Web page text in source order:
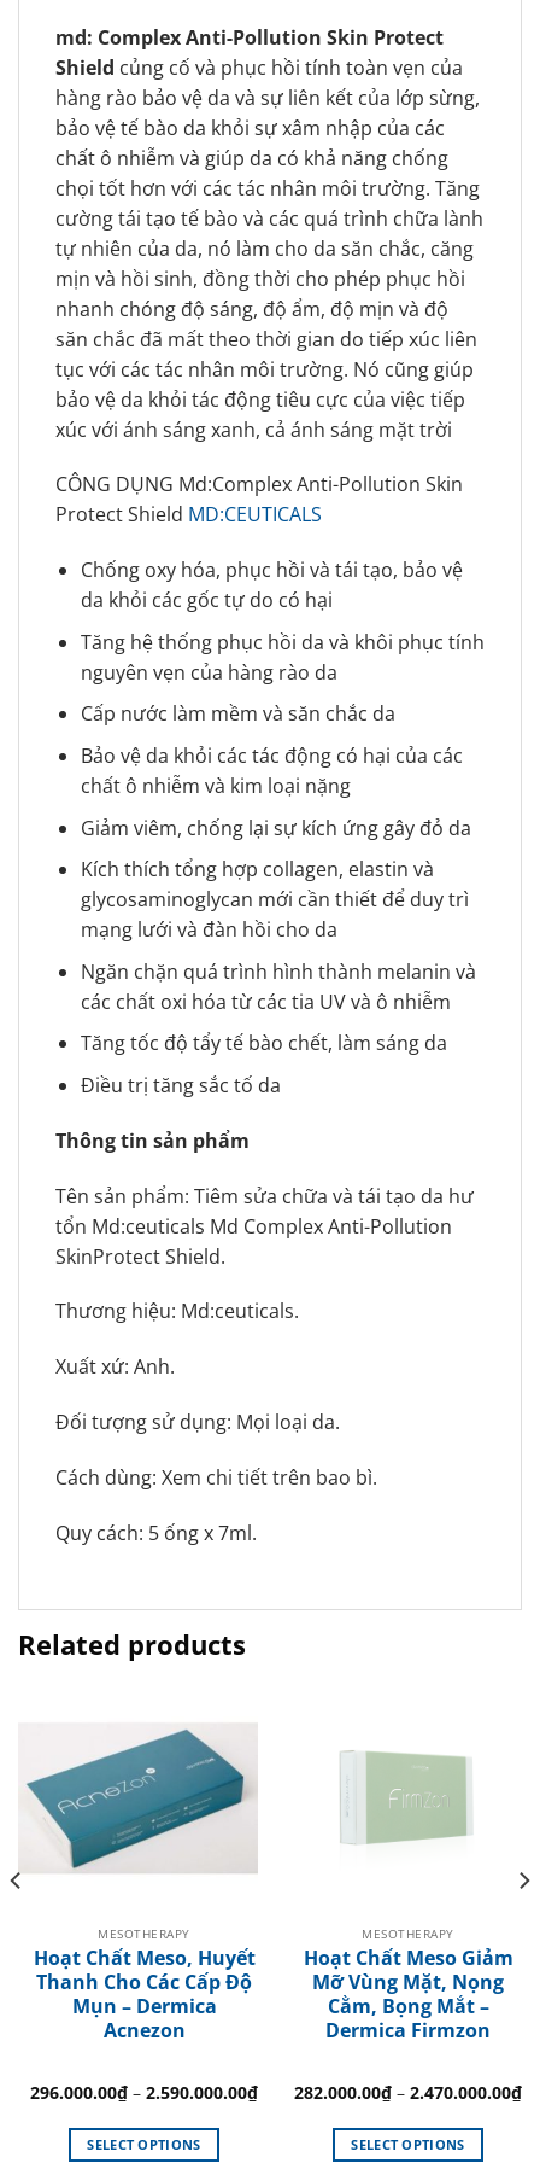
md: Complex Anti-Pollution Skin Protect
Shield củng cố và phục hồi tính toàn vẹn của
hàng rào bảo vệ da và sự liên kết của lớp sừng,
bảo vệ tế bào da khỏi sự xâm nhập của các
chất ô nhiễm và giúp da có khả năng chống
chọi tốt hơn với các tác nhân môi trường. Tăng
cường tái tạo tế bào và các quá trình chữa lành
tự nhiên của da, nó làm cho da săn chắc, căng
mịn và hồi sinh, đồng thời cho phép phục hồi
nhanh chóng độ sáng, độ ẩm, độ mịn và độ
săn chắc đã mất theo thời gian do tiếp xúc liên
tục với các tác nhân môi trường. Nó cũng giúp
bảo vệ da khỏi tác động tiêu cực của việc tiếp
xúc với ánh sáng xanh, cả ánh sáng mặt trời
CÔNG DỤNG Md:Complex Anti-Pollution Skin
Protect Shield MD:CEUTICALS
Chống oxy hóa, phục hồi và tái tạo, bảo vệ
da khỏi các gốc tự do có hại
Tăng hệ thống phục hồi da và khôi phục tính
nguyên vẹn của hàng rào da
Cấp nước làm mềm và săn chắc da
Bảo vệ da khỏi các tác động có hại của các
chất ô nhiễm và kim loại nặng
Giảm viêm, chống lại sự kích ứng gây đỏ da
Kích thích tổng hợp collagen, elastin và
glycosaminoglycan mới cần thiết để duy trì
mạng lưới và đàn hồi cho da
Ngăn chặn quá trình hình thành melanin và
các chất oxi hóa từ các tia UV và ô nhiễm
Tăng tốc độ tẩy tế bào chết, làm sáng da
Điều trị tăng sắc tố da
Thông tin sản phẩm
Tên sản phẩm: Tiêm sửa chữa và tái tạo da hư
tổn Md:ceuticals Md Complex Anti-Pollution
SkinProtect Shield.
Thương hiệu: Md:ceuticals.
Xuất xứ: Anh.
Đối tượng sử dụng: Mọi loại da.
Cách dùng: Xem chi tiết trên bao bì.
Quy cách: 5 ống x 7ml.
Related products
MESOTHERAPY
Hoạt Chất Meso, Huyết
Thanh Cho Các Cấp Độ
Mụn – Dermica
Acnezon
296.000.00₫ – 2.590.000.00₫
SELECT OPTIONS
MESOTHERAPY
Hoạt Chất Meso Giảm
Mỡ Vùng Mặt, Nọng
Cằm, Bọng Mắt –
Dermica Firmzon
282.000.00₫ – 2.470.000.00₫
SELECT OPTIONS